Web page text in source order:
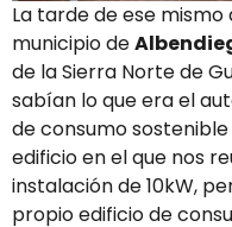
La tarde de ese
municipio de
de la Sierra Norte de
sabían lo que era el
de consumo
edificio en el que nos
instalación de 10kW,
propio edificio de